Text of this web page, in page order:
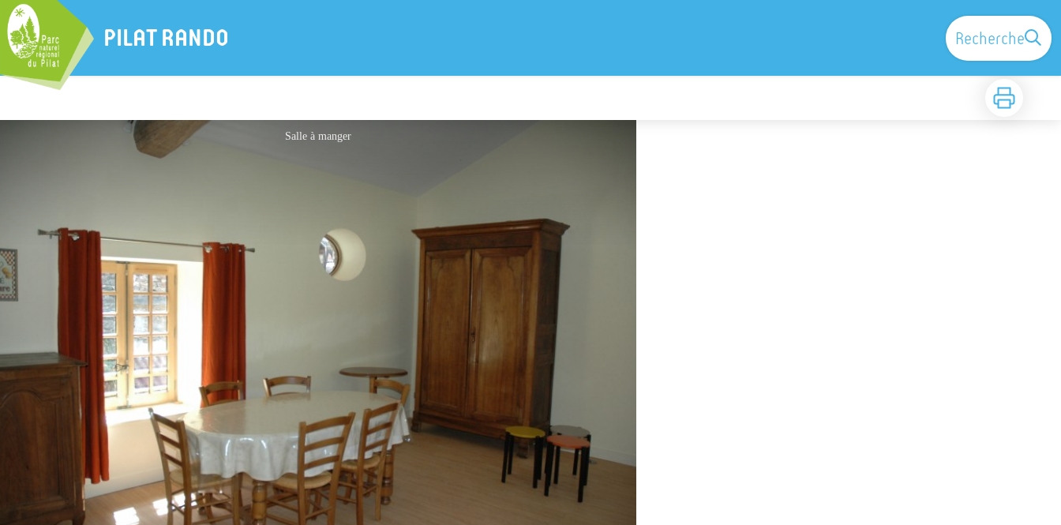
PILAT RANDO Recherche
Imprimer
Salle à manger